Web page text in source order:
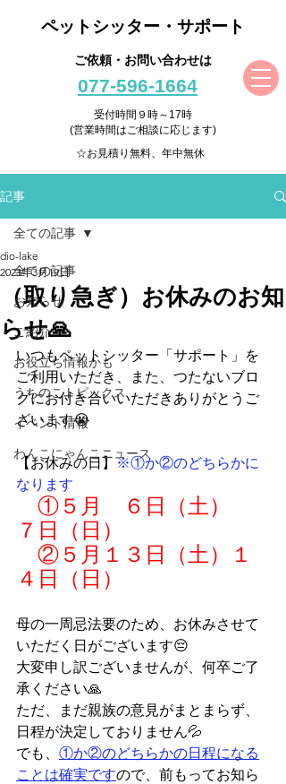
ペットシッター・サポート
ご依頼・お問い合わせは
077-596-1664
受付時間９時～17時
(営業時間はご相談に応じます)
☆お見積り無料、年中無休
記事
全ての記事
お知らせ
ご紹介
お役立ち情報かも
うちのこトピックス
イベント情報
わんこにゃんこニュース
全ての記事
（取り急ぎ）お休みのお知
らせ🙏
dio-lake
2023年3月19日
いつもペットシッター「サポート」を
ご利用いただき、また、つたないブロ
グにお付き合いいただきありがとうご
ざいます😭
【お休みの日】※①か②のどちらかに
なります
①５月　６日（土）
７日（日）
②５月１３日（土）１
４日（日）
母の一周忌法要のため、お休みさせて
いただく日がございます😔
大変申し訳ございませんが、何卒ご了
承ください🙏
ただ、まだ親族の意見がまとまらず、
日程が決定しておりません💦
でも、 ①か②のどちらかの日程になる
ことは確実ですので、前もってお知ら